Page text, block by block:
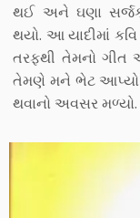
થઈ અને ઘણા સર્જક
થયો. આ યાદીમાં
તરફથી તેમનો ગીત
તેમણે મને ભેટ આપ્યો
થવાનો અવસર મળ્યો.